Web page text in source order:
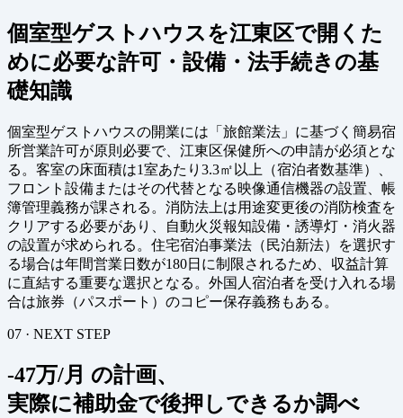
個室型ゲストハウスを江東区で開くた
めに必要な許可・設備・法手続きの基
礎知識
個室型ゲストハウスの開業には「旅館業法」に基づく簡易宿
所営業許可が原則必要で、江東区保健所への申請が必須とな
る。客室の床面積は1室あたり3.3㎡以上（宿泊者数基準）、
フロント設備またはその代替となる映像通信機器の設置、帳
簿管理義務が課される。消防法上は用途変更後の消防検査を
クリアする必要があり、自動火災報知設備・誘導灯・消火器
の設置が求められる。住宅宿泊事業法（民泊新法）を選択す
る場合は年間営業日数が180日に制限されるため、収益計算
に直結する重要な選択となる。外国人宿泊者を受け入れる場
合は旅券（パスポート）のコピー保存義務もある。
07 · NEXT STEP
-47万/月 の計画、
実際に補助金で後押しできるか調べ